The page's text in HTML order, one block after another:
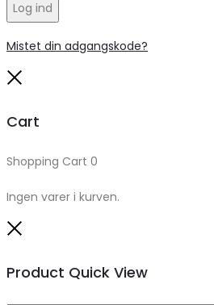
Log ind
Mistet din adgangskode?
Cart
Shopping Cart 0
Ingen varer i kurven.
Product Quick View